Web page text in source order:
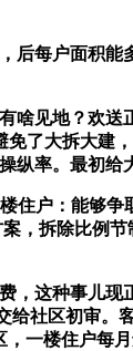
每户面积能多
见地？欢送正
免了大拆大建
纵率。最初给
户：能够争
，拆除比例
这种事儿现
给社区初审。
一楼住户每